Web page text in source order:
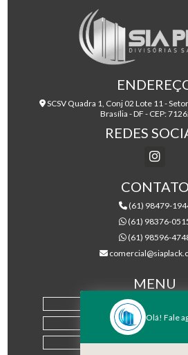
SCSV Quadra 1, Conj 02 Lote 11 -
Brasília - DF - CEP:
REDES
CONTATO
(61) 98479-
(61) 98376-
(61) 98596-
MENU
EMPRESA
PRODUTOS
Olá! Fale